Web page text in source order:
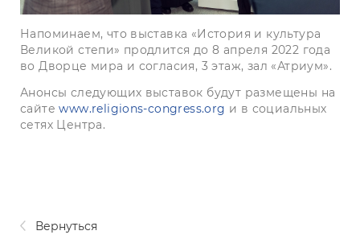
Напоминаем, что выставка «История и культура
Великой степи» продлится до 8 апреля 2022 года
во Дворце мира и согласия, 3 этаж, зал «Атриум».
Анонсы следующих выставок будут размещены на
сайтеwww.religions-congress.org и в социальных
сетях Центра.
Вернуться